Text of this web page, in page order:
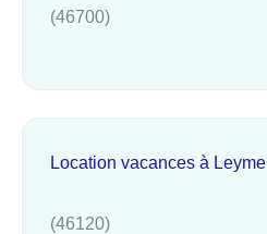
(46700)
Location vacances à Leyme
(46120)